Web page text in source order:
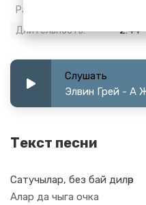
Размер:
Длительность:
2:44
Слушать
Элвин Грей - А
Текст песни
Сатучылар, без бай диләр
Алар да чыга очка